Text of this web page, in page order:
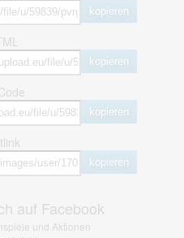
kopieren
kopieren
kopieren
kopieren
auf Facebook
und Aktionen